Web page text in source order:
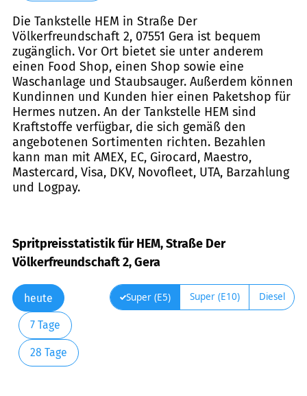
Die Tankstelle HEM in Straße Der
Völkerfreundschaft 2, 07551 Gera ist bequem
zugänglich. Vor Ort bietet sie unter anderem
einen Food Shop, einen Shop sowie eine
Waschanlage und Staubsauger. Außerdem können
Kundinnen und Kunden hier einen Paketshop für
Hermes nutzen. An der Tankstelle HEM sind
Kraftstoffe verfügbar, die sich gemäß den
angebotenen Sortimenten richten. Bezahlen
kann man mit AMEX, EC, Girocard, Maestro,
Mastercard, Visa, DKV, Novofleet, UTA, Barzahlung
und Logpay.
Spritpreisstatistik für HEM, Straße Der
Völkerfreundschaft 2, Gera
heute
7 Tage
28 Tage
Super (E5) Super (E10) Diesel